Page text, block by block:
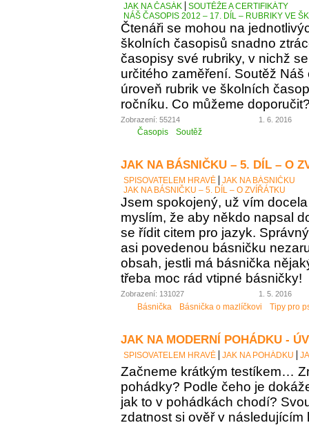
JAK NA ČASÁK
SOUTĚŽE A CERTIFIKÁTY
NÁŠ ČASOPIS 2012 – 17. DÍL – RUBRIKY VE
Čtenáři se mohou na
školních časopisů snadno
časopisy své rubriky, v nichž
určitého zaměření. Soutěž
úroveň rubrik ve školních
ročníku. Co můžeme
Zobrazení: 55214 1. 6. 2016
Časopis Soutěž
JAK NA BÁSNIČKU – 5. DÍL – O
SPISOVATELEM HRAVĚ
JAK NA BÁSNIČKU
JAK NA BÁSNIČKU – 5. DÍL – O ZVÍŘÁTKU
Jsem spokojený, už vím
myslím, že aby někdo napsal
se řídit citem pro jazyk.
asi povedenou básničku
obsah, jestli má básnička
třeba moc rád vtipné básničky!
Zobrazení: 131027 1. 5. 2016
Básnička Básnička o mazlíčkovi Tipy pro
JAK NA MODERNÍ POHÁDKU -
SPISOVATELEM HRAVĚ JAK NA POHÁDKU
Začneme krátkým testíkem…
pohádky? Podle čeho je
jak to v pohádkách chodí?
zdatnost si ověř v následujícím